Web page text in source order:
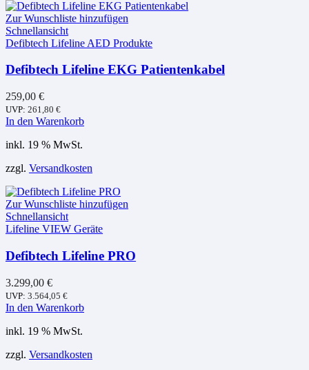
Zur Wunschliste hinzufügen
Schnellansicht
Defibtech Lifeline AED Produkte
Defibtech Lifeline EKG Patientenkabel
259,00 €
UVP: 261,80 €
In den Warenkorb
inkl. 19 % MwSt.
zzgl. Versandkosten
Zur Wunschliste hinzufügen
Schnellansicht
Lifeline VIEW Geräte
Defibtech Lifeline PRO
3.299,00 €
UVP: 3.564,05 €
In den Warenkorb
inkl. 19 % MwSt.
zzgl. Versandkosten